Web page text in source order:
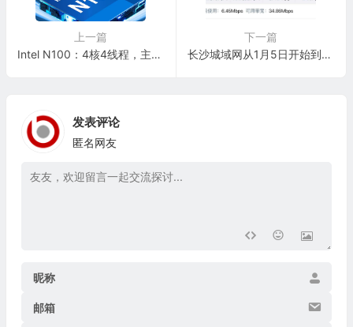
上一篇
Intel N100：4核4线程，主频0.8GHz，睿频至高可达 3.40 GHz
下一篇
长沙城域网从1月5日开始到目前已经利用SA对4000个疑似PCDN家宽用户进行流量压制
发表评论
匿名网友
昵称
邮箱